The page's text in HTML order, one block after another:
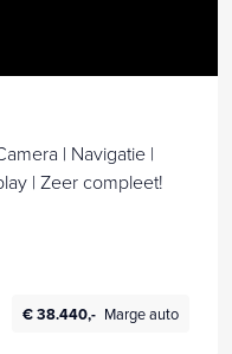
| Navigatie |
| Zeer compleet!
€ 38.440,- Marge auto